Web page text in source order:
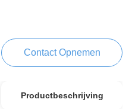
Contact Opnemen
Productbeschrijving